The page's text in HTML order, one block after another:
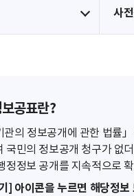
사
공표란?
관의 정보공개에 관한 법률
국민의 정보공개 청구가 없
정정보 공개를 지속적으로
] 아이콘을 누르면 해당정